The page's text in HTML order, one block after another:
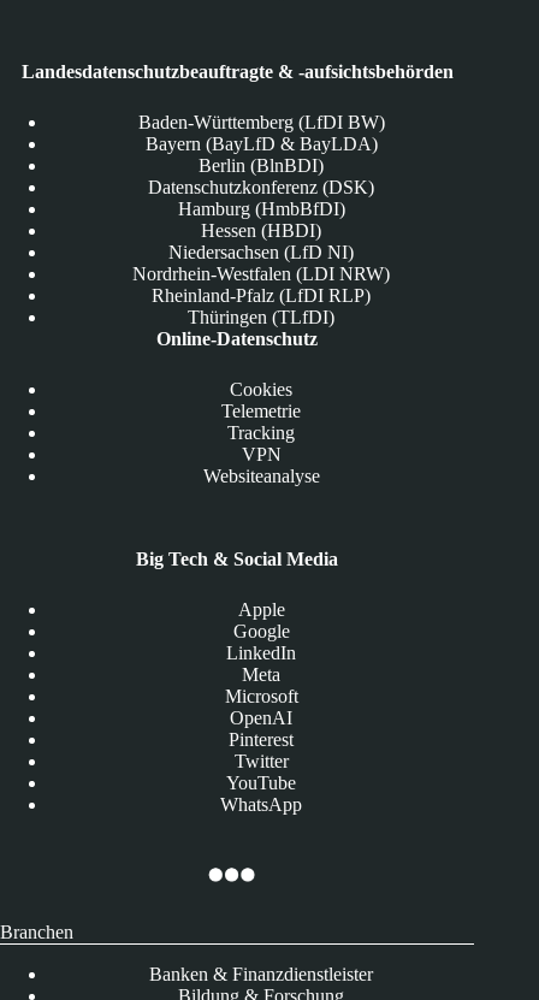
Landesdatenschutzbeauftragte & -aufsichtsbehörden
Baden-Württemberg (LfDI BW)
Bayern (BayLfD & BayLDA)
Berlin (BlnBDI)
Datenschutzkonferenz (DSK)
Hamburg (HmbBfDI)
Hessen (HBDI)
Niedersachsen (LfD NI)
Nordrhein-Westfalen (LDI NRW)
Rheinland-Pfalz (LfDI RLP)
Thüringen (TLfDI)
Online-Datenschutz
Cookies
Telemetrie
Tracking
VPN
Websiteanalyse
Big Tech & Social Media
Apple
Google
LinkedIn
Meta
Microsoft
OpenAI
Pinterest
Twitter
YouTube
WhatsApp
Branchen
Banken & Finanzdienstleister
Bildung & Forschung